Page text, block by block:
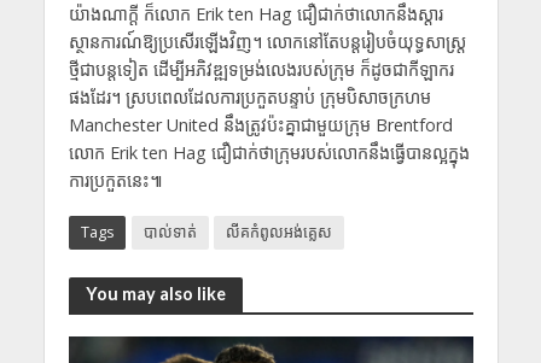
យ៉ាងណាក្តី ក៏លោក Erik ten Hag ជឿជាក់ថាលោកនឹងស្តារ
ស្ថានការណ៍ឱ្យប្រសើរឡើងវិញ។ លោកនៅតែបន្តរៀបចំយុទ្ធសាស្ត្រ
ថ្មីជាបន្តទៀត ដើម្បីអភិវឌ្ឍទម្រង់លេងរបស់ក្រុម ក៏ដូចជាកីឡាករ
ផងដែរ។ ស្របពេលដែលការប្រកួតបន្ទាប់ ក្រុមបិសាចក្រហម
Manchester United នឹងត្រូវប៉ះគ្នាជាមួយក្រុម Brentford
លោក Erik ten Hag ជឿជាក់ថាក្រុមរបស់លោកនឹងធ្វើបានល្អក្នុង
ការប្រកួតនេះ៕
Tags បាល់ទាត់ លីគកំពូលអង់គ្លេស
You may also like